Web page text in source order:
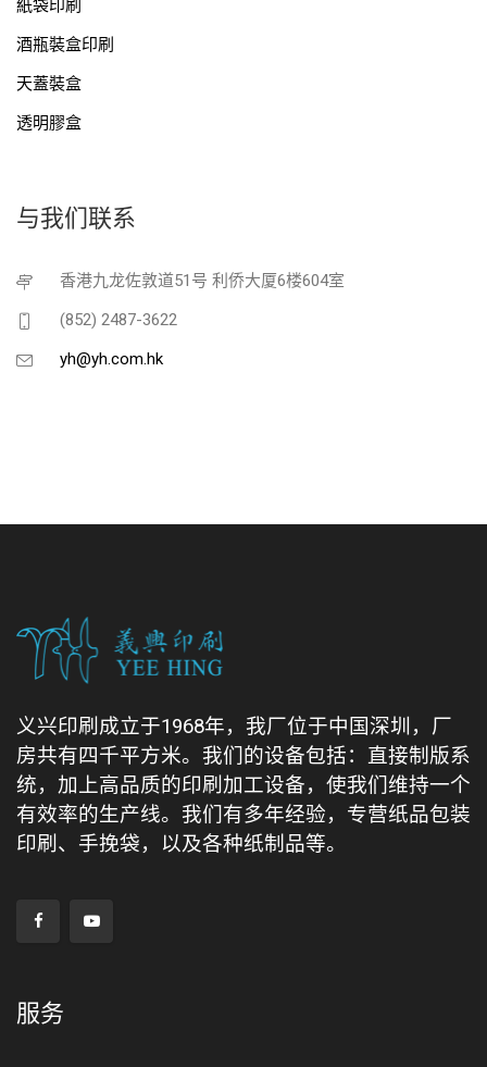
紙袋印刷
酒瓶裝盒印刷
天蓋裝盒
透明膠盒
与我们联系
香港九龙佐敦道51号 利侨大厦6楼604室
(852) 2487-3622
yh@yh.com.hk
义兴印刷成立于1968年，我厂位于中国深圳，厂
房共有四千平方米。我们的设备包括：直接制版系
统，加上高品质的印刷加工设备，使我们维持一个
有效率的生产线。我们有多年经验，专营纸品包装
印刷、手挽袋，以及各种纸制品等。
服务